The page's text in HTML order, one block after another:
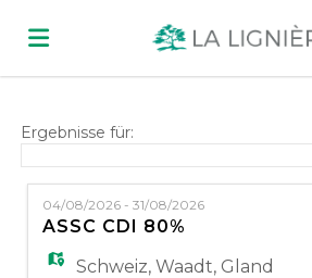
Stellen
Lebenslauf
Ergebnisse für:
04/08/2026 - 31/08/2026
ASSC CDI 80%
Schweiz,Waadt, Gland